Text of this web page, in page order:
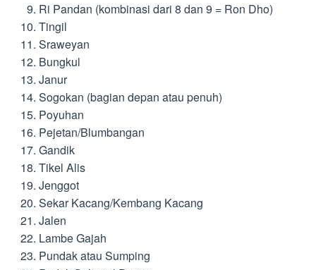
Ri Pandan (kombinasi dari 8 dan 9 = Ron Dho)
Tingil
Sraweyan
Bungkul
Janur
Sogokan (bagian depan atau penuh)
Poyuhan
Pejetan/Blumbangan
Gandik
Tikel Alis
Jenggot
Sekar Kacang/Kembang Kacang
Jalen
Lambe Gajah
Pundak atau Sumping